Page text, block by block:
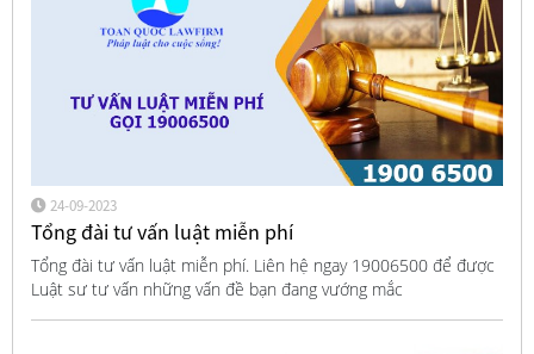
24-09-2023
Tổng đài tư vấn luật miễn phí
Tổng đài tư vấn luật miễn phí. Liên hệ ngay 19006500 để được
Luật sư tư vấn những vấn đề bạn đang vướng mắc